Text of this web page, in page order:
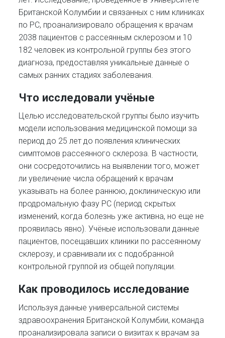
Британской Колумбии и связанных с ним клиниках
по РС, проанализировало обращения к врачам
2038 пациентов с рассеянным склерозом и 10
182 человек из контрольной группы без этого
диагноза, предоставляя уникальные данные о
самых ранних стадиях заболевания.
Что исследовали учёные
Целью исследовательской группы было изучить
модели использования медицинской помощи за
период до 25 лет до появления клинических
симптомов рассеянного склероза. В частности,
они сосредоточились на выявлении того, может
ли увеличение числа обращений к врачам
указывать на более раннюю, доклиническую или
продромальную фазу РС (период скрытых
изменений, когда болезнь уже активна, но еще не
проявилась явно). Учёные использовали данные
пациентов, посещавших клиники по рассеянному
склерозу, и сравнивали их с подобранной
контрольной группой из общей популяции.
Как проводилось исследование
Используя данные универсальной системы
здравоохранения Британской Колумбии, команда
проанализировала записи о визитах к врачам за